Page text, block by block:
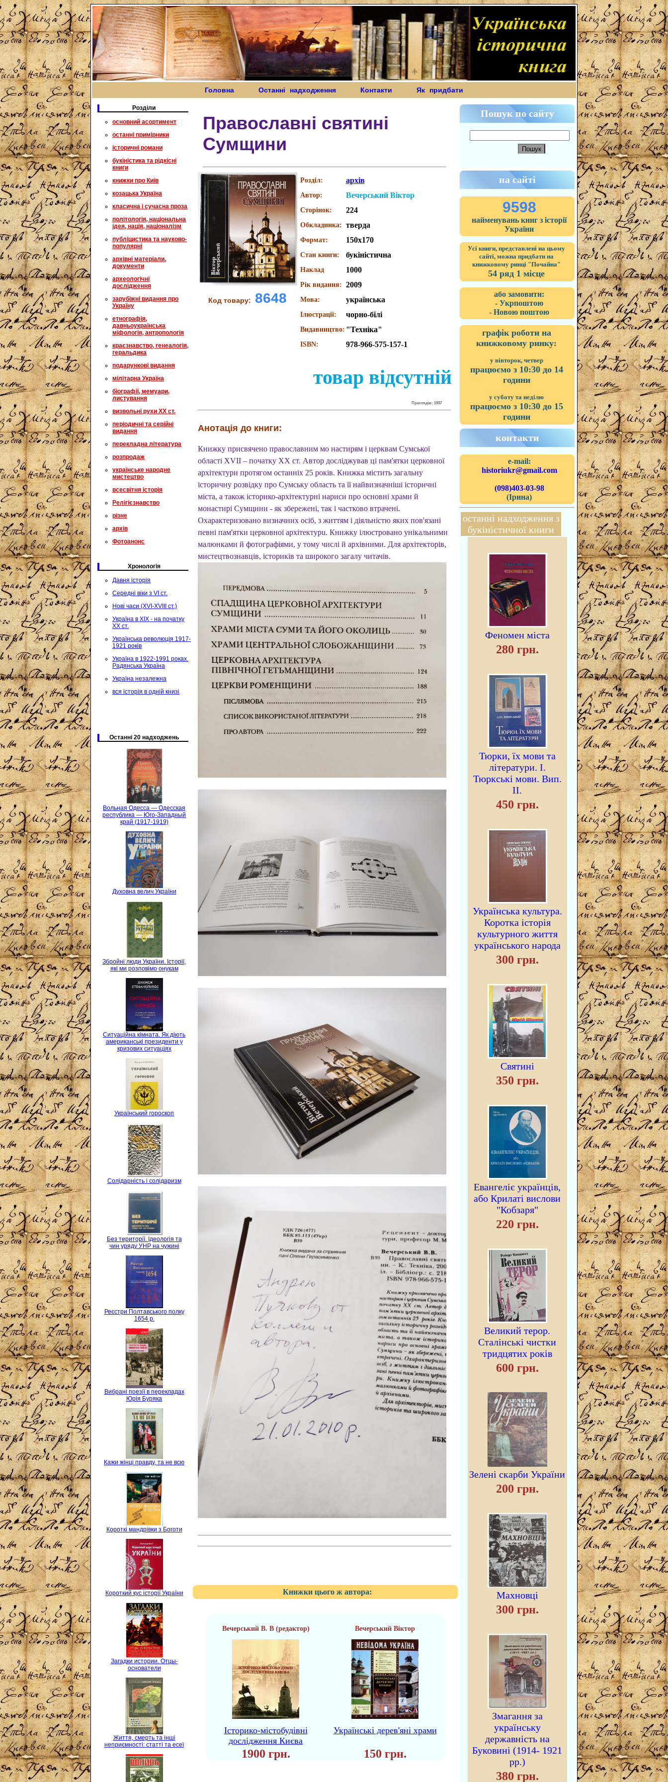
Головна Останні надходження Контакти Як придбати
Розділи
основний асортимент
останні примірники
історичні романи
букіністика та рідкісні
книги
книжки про Київ
козацька Україна
класична і сучасна проза
політологія, національна
ідея, нація, націоналізм
публіцистика та науково-
популярні
архівні матеріали,
документи
археологічні
дослідження
зарубіжні видання про
Україну
етнографія,
давньоукраїнська
міфологія, антропологія
краєзнавство, генеалогія,
геральдика
подарункові видання
мілітарна Україна
біографії, мемуари,
листування
визвольні рухи XX ст.
періодичні та серійні
видання
перекладна література
розпродаж
українське народне
мистецтво
всесвітня історія
Релігієзнавство
різне
архів
Фотоанонс
Хронологія
Давня історія
Середні віки з VI ст.
Нові часи (XVI-XVIII ст.)
Україна в XIX - на початку
XX ст.
Українська революція 1917-
1921 років
Україна в 1922-1991 роках.
Радянська Україна
Україна незалежна
вся історія в одній книзі
Останні 20 надходжень
Вольная Одесса — Одесская
республика — Юго-Западный
край (1917-1919)
Духовна велич України
Збройні люди України. Історії,
які ми розповімо онукам
Ситуаційна кімната. Як діють
американські президенти у
кризових ситуаціях
Український гороскоп
Солідарність і солідаризм
Без території. Ідеологія та
чин уряду УНР на чужині
Реєстри Полтавського полку
1654 р.
Вибрані поезії в перекладах
Юрія Буряка
Кажи жінці правду, та не всю
Короткі мандрівки з Боготи
Короткий кус історії України
Загадки истории. Отцы-
основатели
Життя, смерть та інші
неприємності: статті та есеї
Православні святині
Сумщини
Код товару: 8648
Розділ: архів
Автор: Вечерський Віктор
Сторінок: 224
Обкладинка: тверда
Формат: 150х170
Стан книги: букіністична
Наклад 1000
Рік видання: 2009
Мова: українська
Ілюстрації: чорно-білі
Видавництво: "Техніка"
ISBN: 978-966-575-157-1
товар відсутній
Преглядів: 1937
Анотація до книги:
Книжку присвячено православним мо настирям і церквам Сумської
області XVII – початку ХХ ст. Автор досліджував ці пам'ятки церковної
архітектури протягом останніх 25 років. Книжка містить загальну
історичну розвідку про Сумську область та її найвизначніші історичні
міста, а також історико-архітектурні нариси про основні храми й
монастирі Сумщини - як збережені, так і частково втрачені.
Охарактеризовано визначних осіб, з життям і діяльністю яких пов'язані
певні пам'ятки церковної архітектуpu. Книжку iлюстровано унікальними
малюнками й фотографіями, у тому числі й архiвними. Для архітекторів,
мистецтвознавців, істориків та широкого загалу читачів.
Книжки цього ж автора:
Вечерський В. В (редактор) Вечерський Віктор
Історико-містобудівні
дослідження Києва
Українські дерев'яні храми
1900 грн. 150 грн.
Пошук по сайту
на сайті
9598
найменувань книг з історії
України
Усі книги, представлені на цьому
сайті, можна придбати на
книжковому ринці "Почайна"
54 ряд 1 місце
або замовити:
- Укрпоштою
- Новою поштою
графік роботи на
книжковому ринку:
у вівторок, четвер
працюємо з 10:30 до 14
години
у суботу та неділю
працюємо з 10:30 до 15
години
контакти
e-mail:
historiukr@gmail.com
(098)403-03-98
(Ірина)
останні надходження з
букіністичної книги
Феномен міста
280 грн.
Тюрки, їх мови та
літератури. I.
Тюркські мови. Вип.
II.
450 грн.
Українська культура.
Коротка історія
культурного життя
українського народа
300 грн.
Святині
350 грн.
Евангеліє українців,
або Крилаті вислови
"Кобзаря"
220 грн.
Великий терор.
Сталінські чистки
тридцятих років
600 грн.
Зелені скарби України
200 грн.
Махновці
300 грн.
Змагання за
українську
державність на
Буковині (1914- 1921
рр.)
380 грн.